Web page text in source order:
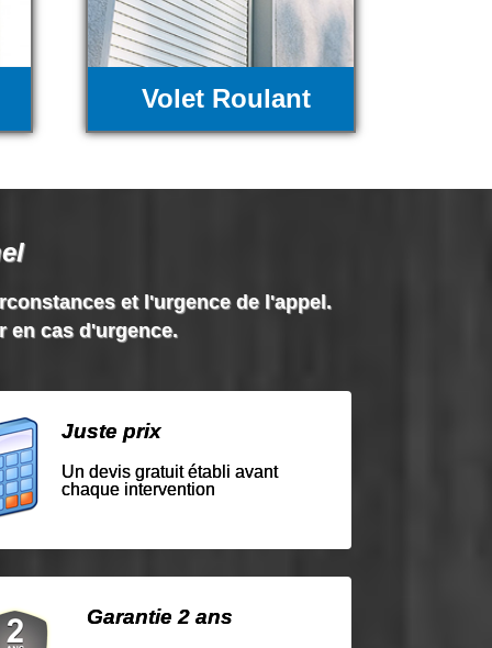
Volet Roulant
et l'urgence de l'appel.
en cas d'urgence.
Juste prix
Un devis gratuit établi avant
chaque intervention
Garantie 2 ans